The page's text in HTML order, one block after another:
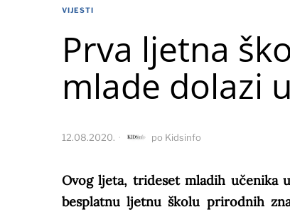
VIJESTI
Prva ljetna
mlade dolazi
12.08.2020. po Kidsinfo
Ovog ljeta, trideset mladih učenika
besplatnu ljetnu školu prirodnih